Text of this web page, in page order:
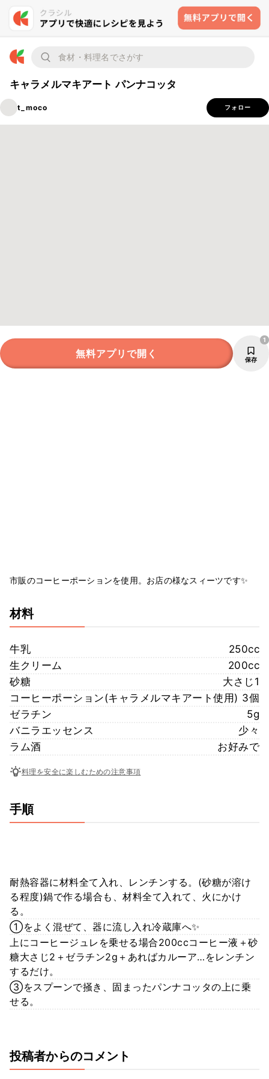
キャラメルマキアート パンナコッタ
t_moco フォロー
無料アプリで開く 保存
1
市販のコーヒーポーションを使用。お店の様なスィーツです✨
材料
牛乳
250cc
生クリーム
200cc
砂糖
大さじ1
コーヒーポーション(キャラメルマキアート使用) 3個
ゼラチン
5g
バニラエッセンス
少々
ラム酒
お好みで
料理を安全に楽しむための注意事項
手順
耐熱容器に材料全て入れ、レンチンする。(砂糖が溶け
る程度)鍋で作る場合も、材料全て入れて、火にかけ
る。
①をよく混ぜて、器に流し入れ冷蔵庫へ✨
上にコーヒージュレを乗せる場合200ccコーヒー液＋砂
糖大さじ2＋ゼラチン2g＋あればカルーア…をレンチン
するだけ。
③をスプーンで掻き、固まったパンナコッタの上に乗
せる。
投稿者からのコメント